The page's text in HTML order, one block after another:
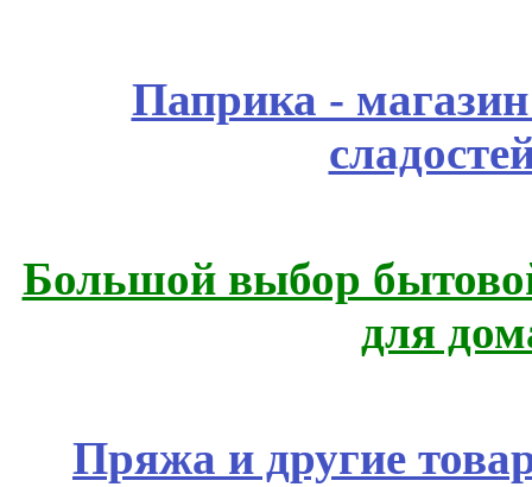
Паприка -
Большой выбор
для
Пряжа и другие